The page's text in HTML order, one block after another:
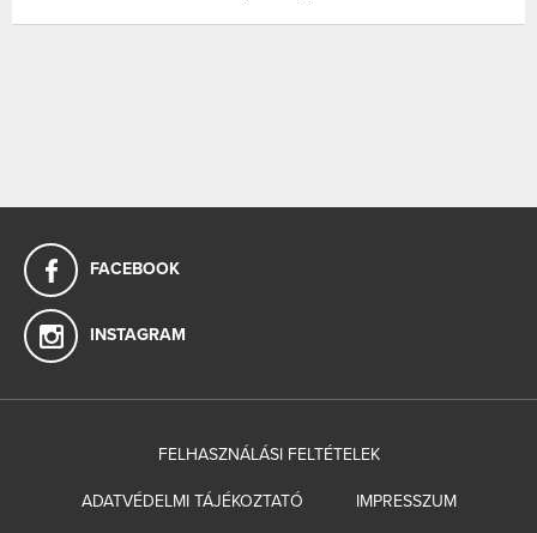
FACEBOOK
INSTAGRAM
FELHASZNÁLÁSI FELTÉTELEK
ADATVÉDELMI TÁJÉKOZTATÓ IMPRESSZUM